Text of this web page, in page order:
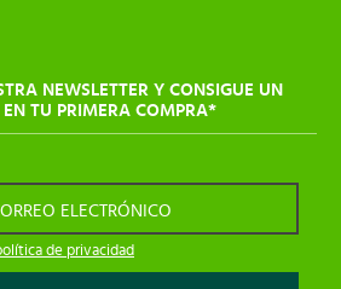
NEWSLETTER Y CONSIGUE UN
TU PRIMERA COMPRA*
ELECTRÓNICO
de privacidad